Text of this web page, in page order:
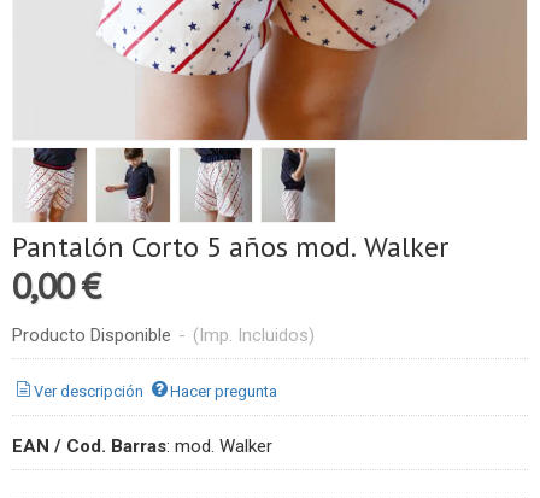
Pantalón Corto 5 años mod. Walker
0,00 €
Producto Disponible - (Imp. Incluidos)
Ver descripción Hacer pregunta
EAN / Cod. Barras: mod. Walker